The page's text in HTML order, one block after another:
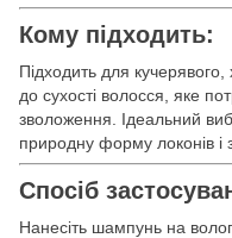
Кому підходить:
Підходить для
до сухості волосся, яке
зволоження. Ідеальний
природну форму локонів і
Спосіб
Нанесіть шампунь на